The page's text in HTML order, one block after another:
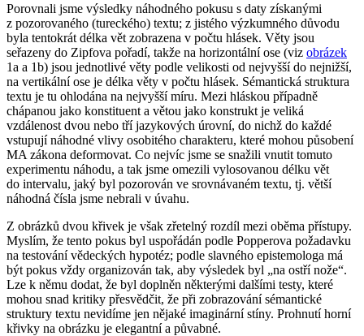
Porovnali jsme výsledky náhodného pokusu s daty získanými
z pozorovaného (tureckého) textu; z jistého výzkumného důvodu
byla tentokrát délka vět zobrazena v počtu hlásek. Věty jsou
seřazeny do Zipfova pořadí, takže na horizontální ose (viz obrázek
1a a 1b) jsou jednotlivé věty podle velikosti od nejvyšší do nejnižší,
na vertikální ose je délka věty v počtu hlásek. Sémantická struktura
textu je tu ohlodána na nejvyšší míru. Mezi hláskou případně
chápanou jako konstituent a větou jako konstrukt je veliká
vzdálenost dvou nebo tří jazykových úrovní, do nichž do každé
vstupují náhodné vlivy osobitého charakteru, které mohou působení
MA zákona deformovat. Co nejvíc jsme se snažili vnutit tomuto
experimentu náhodu, a tak jsme omezili vylosovanou délku vět
do intervalu, jaký byl pozorován ve srovnávaném textu, tj. větší
náhodná čísla jsme nebrali v úvahu.
Z obrázků dvou křivek je však zřetelný rozdíl mezi oběma přístupy.
Myslím, že tento pokus byl uspořádán podle Popperova požadavku
na testování vědeckých hypotéz; podle slavného epistemologa má
být pokus vždy organizován tak, aby výsledek byl „na ostří nože“.
Lze k němu dodat, že byl doplněn některými dalšími testy, které
mohou snad kritiky přesvědčit, že při zobrazování sémantické
struktury textu nevidíme jen nějaké imaginární stíny. Prohnutí horní
křivky na obrázku je elegantní a půvabné.